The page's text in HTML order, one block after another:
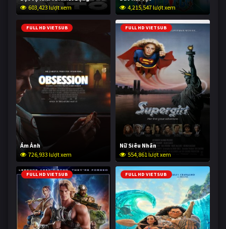
603,423 lượt xem
4,215,547 lượt xem
FULL HD VIETSUB
Ám Ảnh
726,933 lượt xem
FULL HD VIETSUB
Nữ Siêu Nhân
554,861 lượt xem
FULL HD VIETSUB FULL HD VIETSUB